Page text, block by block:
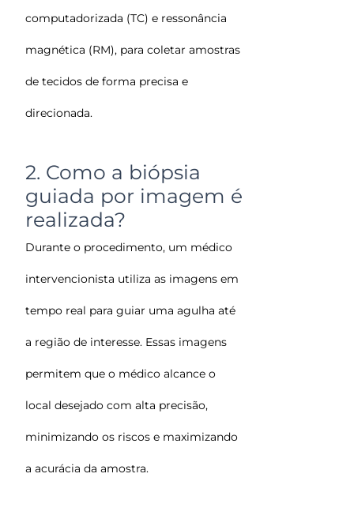
computadorizada (TC) e ressonância
magnética (RM), para coletar amostras
de tecidos de forma precisa e
direcionada.
2. Como a biópsia
guiada por imagem é
realizada?
Durante o procedimento, um médico
intervencionista utiliza as imagens em
tempo real para guiar uma agulha até
a região de interesse. Essas imagens
permitem que o médico alcance o
local desejado com alta precisão,
minimizando os riscos e maximizando
a acurácia da amostra.